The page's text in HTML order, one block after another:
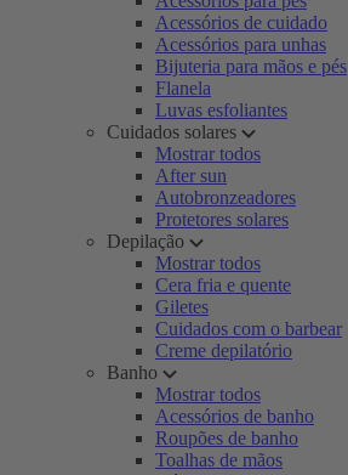
Acessórios de cuidado
Acessórios para unhas
Bijuteria para mãos e pés
Flanela
Luvas esfoliantes
Cuidados solares
Mostrar todos
After sun
Autobronzeadores
Protetores solares
Depilação
Mostrar todos
Cera fria e quente
Giletes
Cuidados com o barbear
Creme depilatório
Banho
Mostrar todos
Acessórios de banho
Roupões de banho
Toalhas de mãos